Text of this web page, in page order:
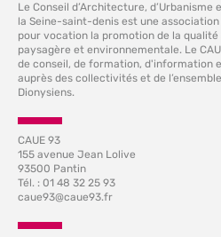
Le Conseil d’Architecture, d’Urbanisme
la Seine-saint-denis est une
pour vocation la promotion de la
paysagère et environnementale. Le
de conseil, de formation, d'information
auprès des collectivités et de
Dionysiens.
CAUE 93
155 avenue Jean Lolive
93500 Pantin
Tél. : 01 48 32 25 93
caue93@caue93.fr